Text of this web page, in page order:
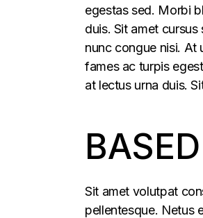
egestas sed. Morbi
duis. Sit amet
nunc congue nisi. At
fames ac turpis
at lectus urna duis.
Sit amet volutpat
pellentesque. Netus